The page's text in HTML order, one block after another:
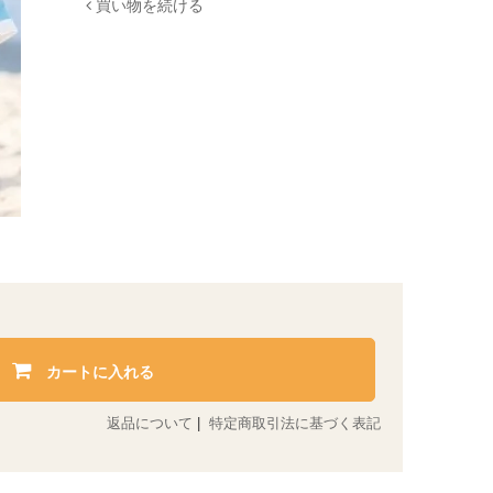
買い物を続ける
カートに入れる
返品について 特定商取引法に基づく表記